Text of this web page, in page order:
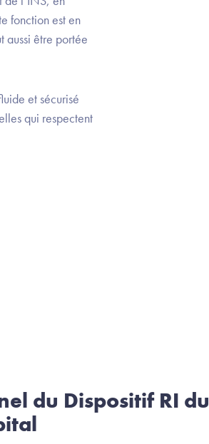
fonction est en
aussi être portée
et sécurisé
qui respectent
du Dispositif RI du